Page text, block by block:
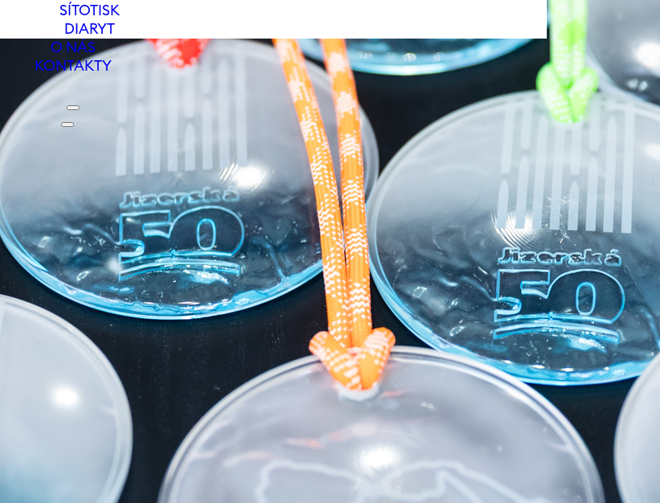
SÍTOTISK
DIARYT
O NÁS
KONTAKTY